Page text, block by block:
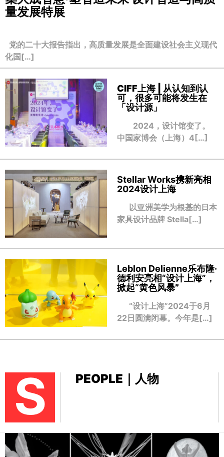
量发展特展
党的二十大报告指出，高质量发展是全面建设社会主义现代
化国[…]
CIFF上海 | 从认知到认
可，很多可能将发生在
「设计源」
2024，设计馆变了。
中国家博会（上海）4[…]
Stellar Works携新亮相
2024设计上海
以亚洲美学为根基的日本
家具设计品牌 Stella[…]
Leblon Delienne乐布隆·
德利安亮相“设计上海”，
掀起“黄色风暴”
“设计上海”2024于6月
22日圆满闭幕。今年是[…]
S PEOPLE｜人物